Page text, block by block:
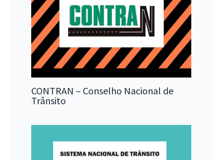
CONTRAN – Conselho Nacional de
Trânsito